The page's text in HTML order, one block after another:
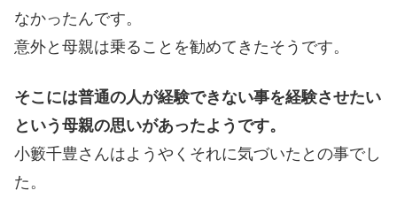
なかったんです。
意外と母親は乗ることを勧めてきたそうです。
そこには普通の人が経験できない事を経験させたい
という母親の思いがあったようです。
小籔千豊さんはようやくそれに気づいたとの事でし
た。